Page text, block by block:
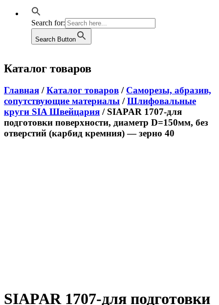
Search for:
Search Button
Каталог товаров
Главная /Каталог товаров / Саморезы, абразив,
сопутствующие материалы /Шлифовальные
круги SIA Швейцария / SIAPAR 1707-для
подготовки поверхности, диаметр D=150мм, без
отверстий (карбид кремния) — зерно 40
SIAPAR 1707-для подготовки